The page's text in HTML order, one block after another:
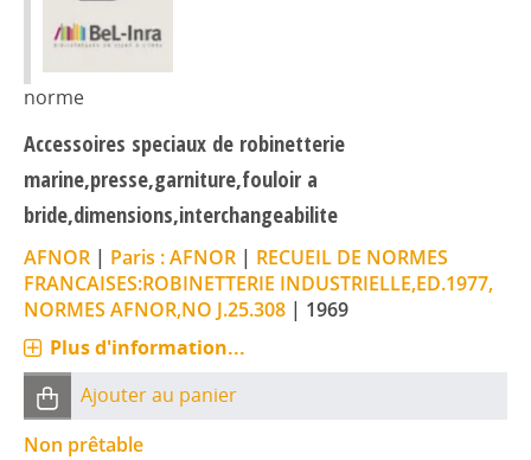
norme
Accessoires speciaux de robinetterie
marine,presse,garniture,fouloir a
bride,dimensions,interchangeabilite
AFNOR | Paris : AFNOR | RECUEIL DE NORMES
FRANCAISES:ROBINETTERIE INDUSTRIELLE,ED.1977,
NORMES AFNOR,NO J.25.308 | 1969
Plus d'information...
Ajouter au panier
Non prêtable